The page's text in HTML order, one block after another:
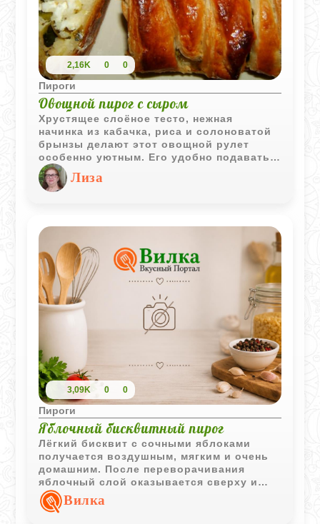
2,16K 0 0
Пироги
Овощной пирог с сыром
Хрустящее слоёное тесто, нежная
начинка из кабачка, риса и солоноватой
брынзы делают этот овощной рулет
особенно уютным. Его удобно подавать
как горячим, так и полностью остывшим -
вкус остаётся насыщенным и
гармоничным.
Лиза
3,09K 0 0
Пироги
Яблочный бисквитный пирог
Лёгкий бисквит с сочными яблоками
получается воздушным, мягким и очень
домашним. После переворачивания
яблочный слой оказывается сверху и
делает пирог особенно аппетитным.
Вилка